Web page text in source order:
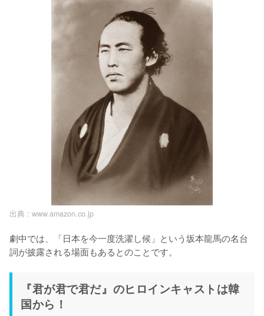
出典 : www.amazon.co.jp
劇中では、「日本を今一度洗濯し候」という坂本龍馬の名台
詞が披露される場面もあるとのことです。
『君が君で君だ』のヒロインキャストは韓
国から！